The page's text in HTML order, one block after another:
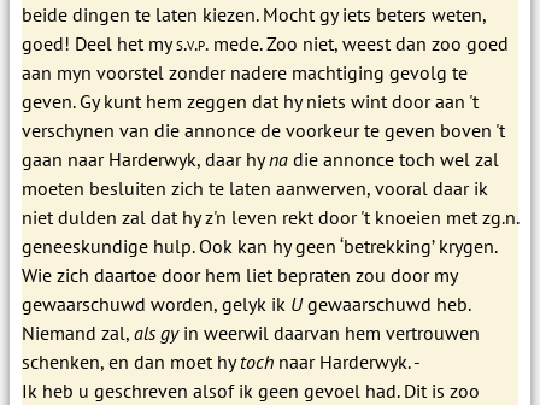
beide dingen te laten kiezen. Mocht gy iets beters weten,
goed! Deel het mys.v.p. mede. Zoo niet, weest dan zoo goed
aan myn voorstel zonder nadere machtiging gevolg te
geven. Gy kunt hem zeggen dat hy niets wint door aan 't
verschynen van die annonce de voorkeur te geven boven 't
gaan naar Harderwyk, daar hyna die annonce toch wel zal
moeten besluiten zich te laten aanwerven, vooral daar ik
niet dulden zal dat hy z'n leven rekt door 't knoeien met zg.n.
geneeskundige hulp. Ook kan hy geen ‘betrekking’ krygen.
Wie zich daartoe door hem liet bepraten zou door my
gewaarschuwd worden, gelyk ik Ugewaarschuwd heb.
Niemand zal, als gyin weerwil daarvan hem vertrouwen
schenken, en dan moet hytoch naar Harderwyk. -
Ik heb u geschreven alsof ik geen gevoel had. Dit is zoo